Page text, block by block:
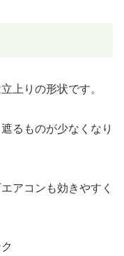
上りの形状です。
るものが少なくなり
アコンも効きやすく